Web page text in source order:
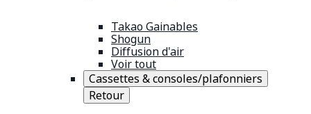
Takao Gainables
Shogun
Diffusion d'air
Voir tout
Cassettes & consoles/plafonniers
Retour